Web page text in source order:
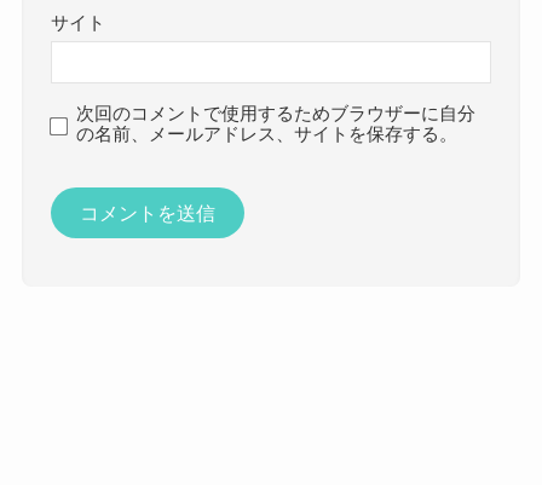
サイト
次回のコメントで使用するためブラウザーに自分
の名前、メールアドレス、サイトを保存する。